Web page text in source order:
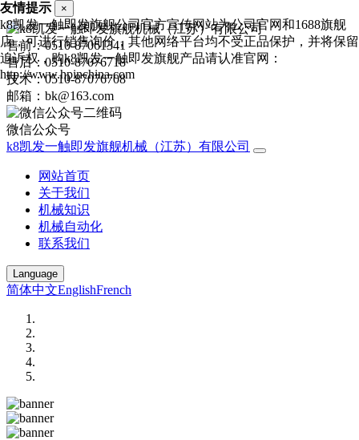
售前：0510-87061341
售后：0510-87076718
技术：0510-87076708
邮箱：bk@163.com
微信公众号
k8凯发一触即发旗舰机械（江苏）有限公司
网站首页
关于我们
机械知识
机械自动化
联系我们
Language
简体中文EnglishFrench
友情提示 ×
k8凯发一触即发旗舰公司官方宣传网站为公司官网和1688旗舰
店，可进行销售询价，其他网络平台均不受正品保护，并将保留
追诉权，购k8凯发一触即发旗舰产品请认准官网：
http://www.hpinchina.com